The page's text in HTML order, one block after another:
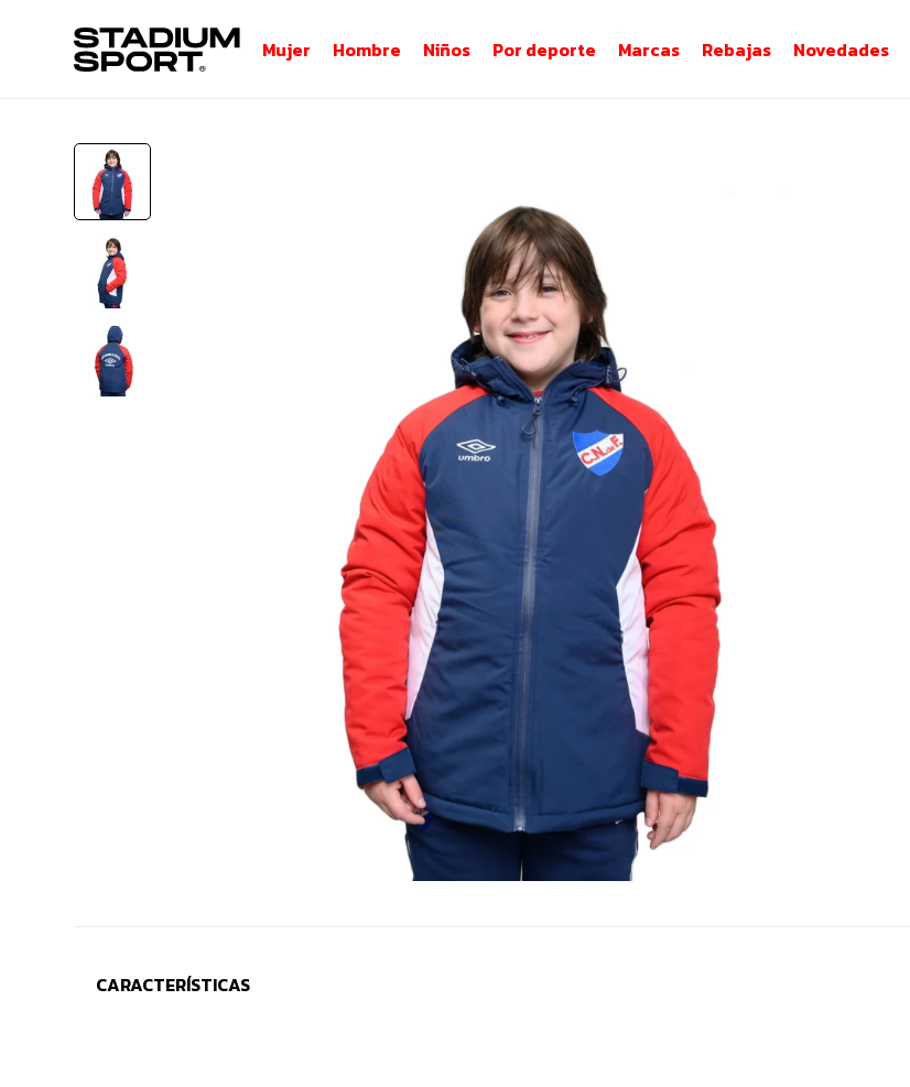
Mujer Hombre Niños Por deporte Marcas Rebajas Novedades
CARACTERÍSTICAS